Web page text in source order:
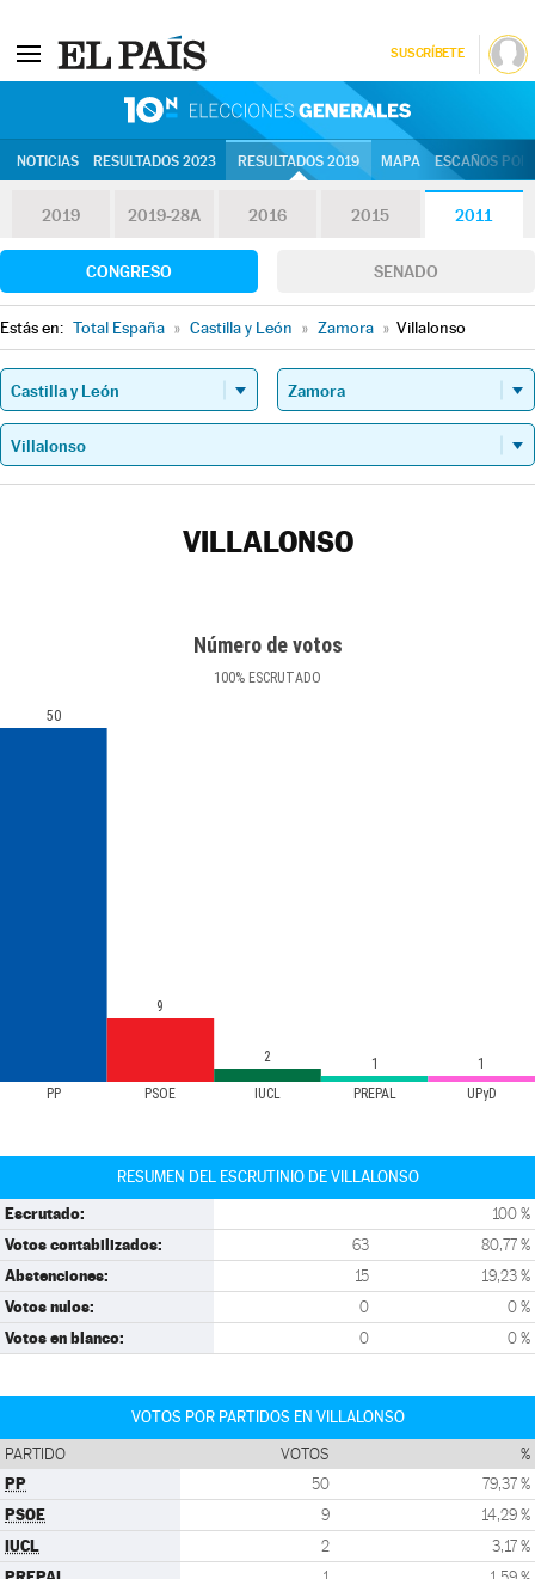
SUSCRÍBETE
NOTICIAS RESULTADOS 2023 RESULTADOS 2019 MAPA ESCAÑOS
2019 2019-28A 2016 2015 2011
CONGRESO SENADO
Estás en: Total España » Castilla y León » Zamora » Villalonso
VILLALONSO
Número de votos
100% ESCRUTADO
PP PSOE IUCL PREPAL UPyD
50
9
2 1 1
RESUMEN DEL ESCRUTINIO DE VILLALONSO
Escrutado: 100 %
Votos contabilizados: 63 80,77 %
Abstenciones: 15 19,23 %
Votos nulos: 0 0 %
Votos en blanco: 0 0 %
VOTOS POR PARTIDOS EN VILLALONSO
PARTIDO VOTOS %
PP 50 79,37 %
PSOE 9 14,29 %
IUCL 2 3,17 %